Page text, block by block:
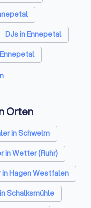
DJs in Ennepetal
in Ennepetal
in Ennepetal
Orten
in Schwelm
in Wetter (Ruhr)
in Hagen Westfalen
Schalksmühle